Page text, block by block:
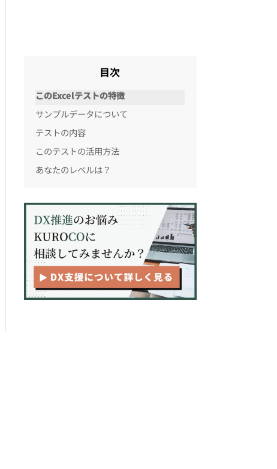
目次
このExcelテストの特徴
サンプルデータについて
テストの内容
このテストの活用方法
あなたのレベルは？